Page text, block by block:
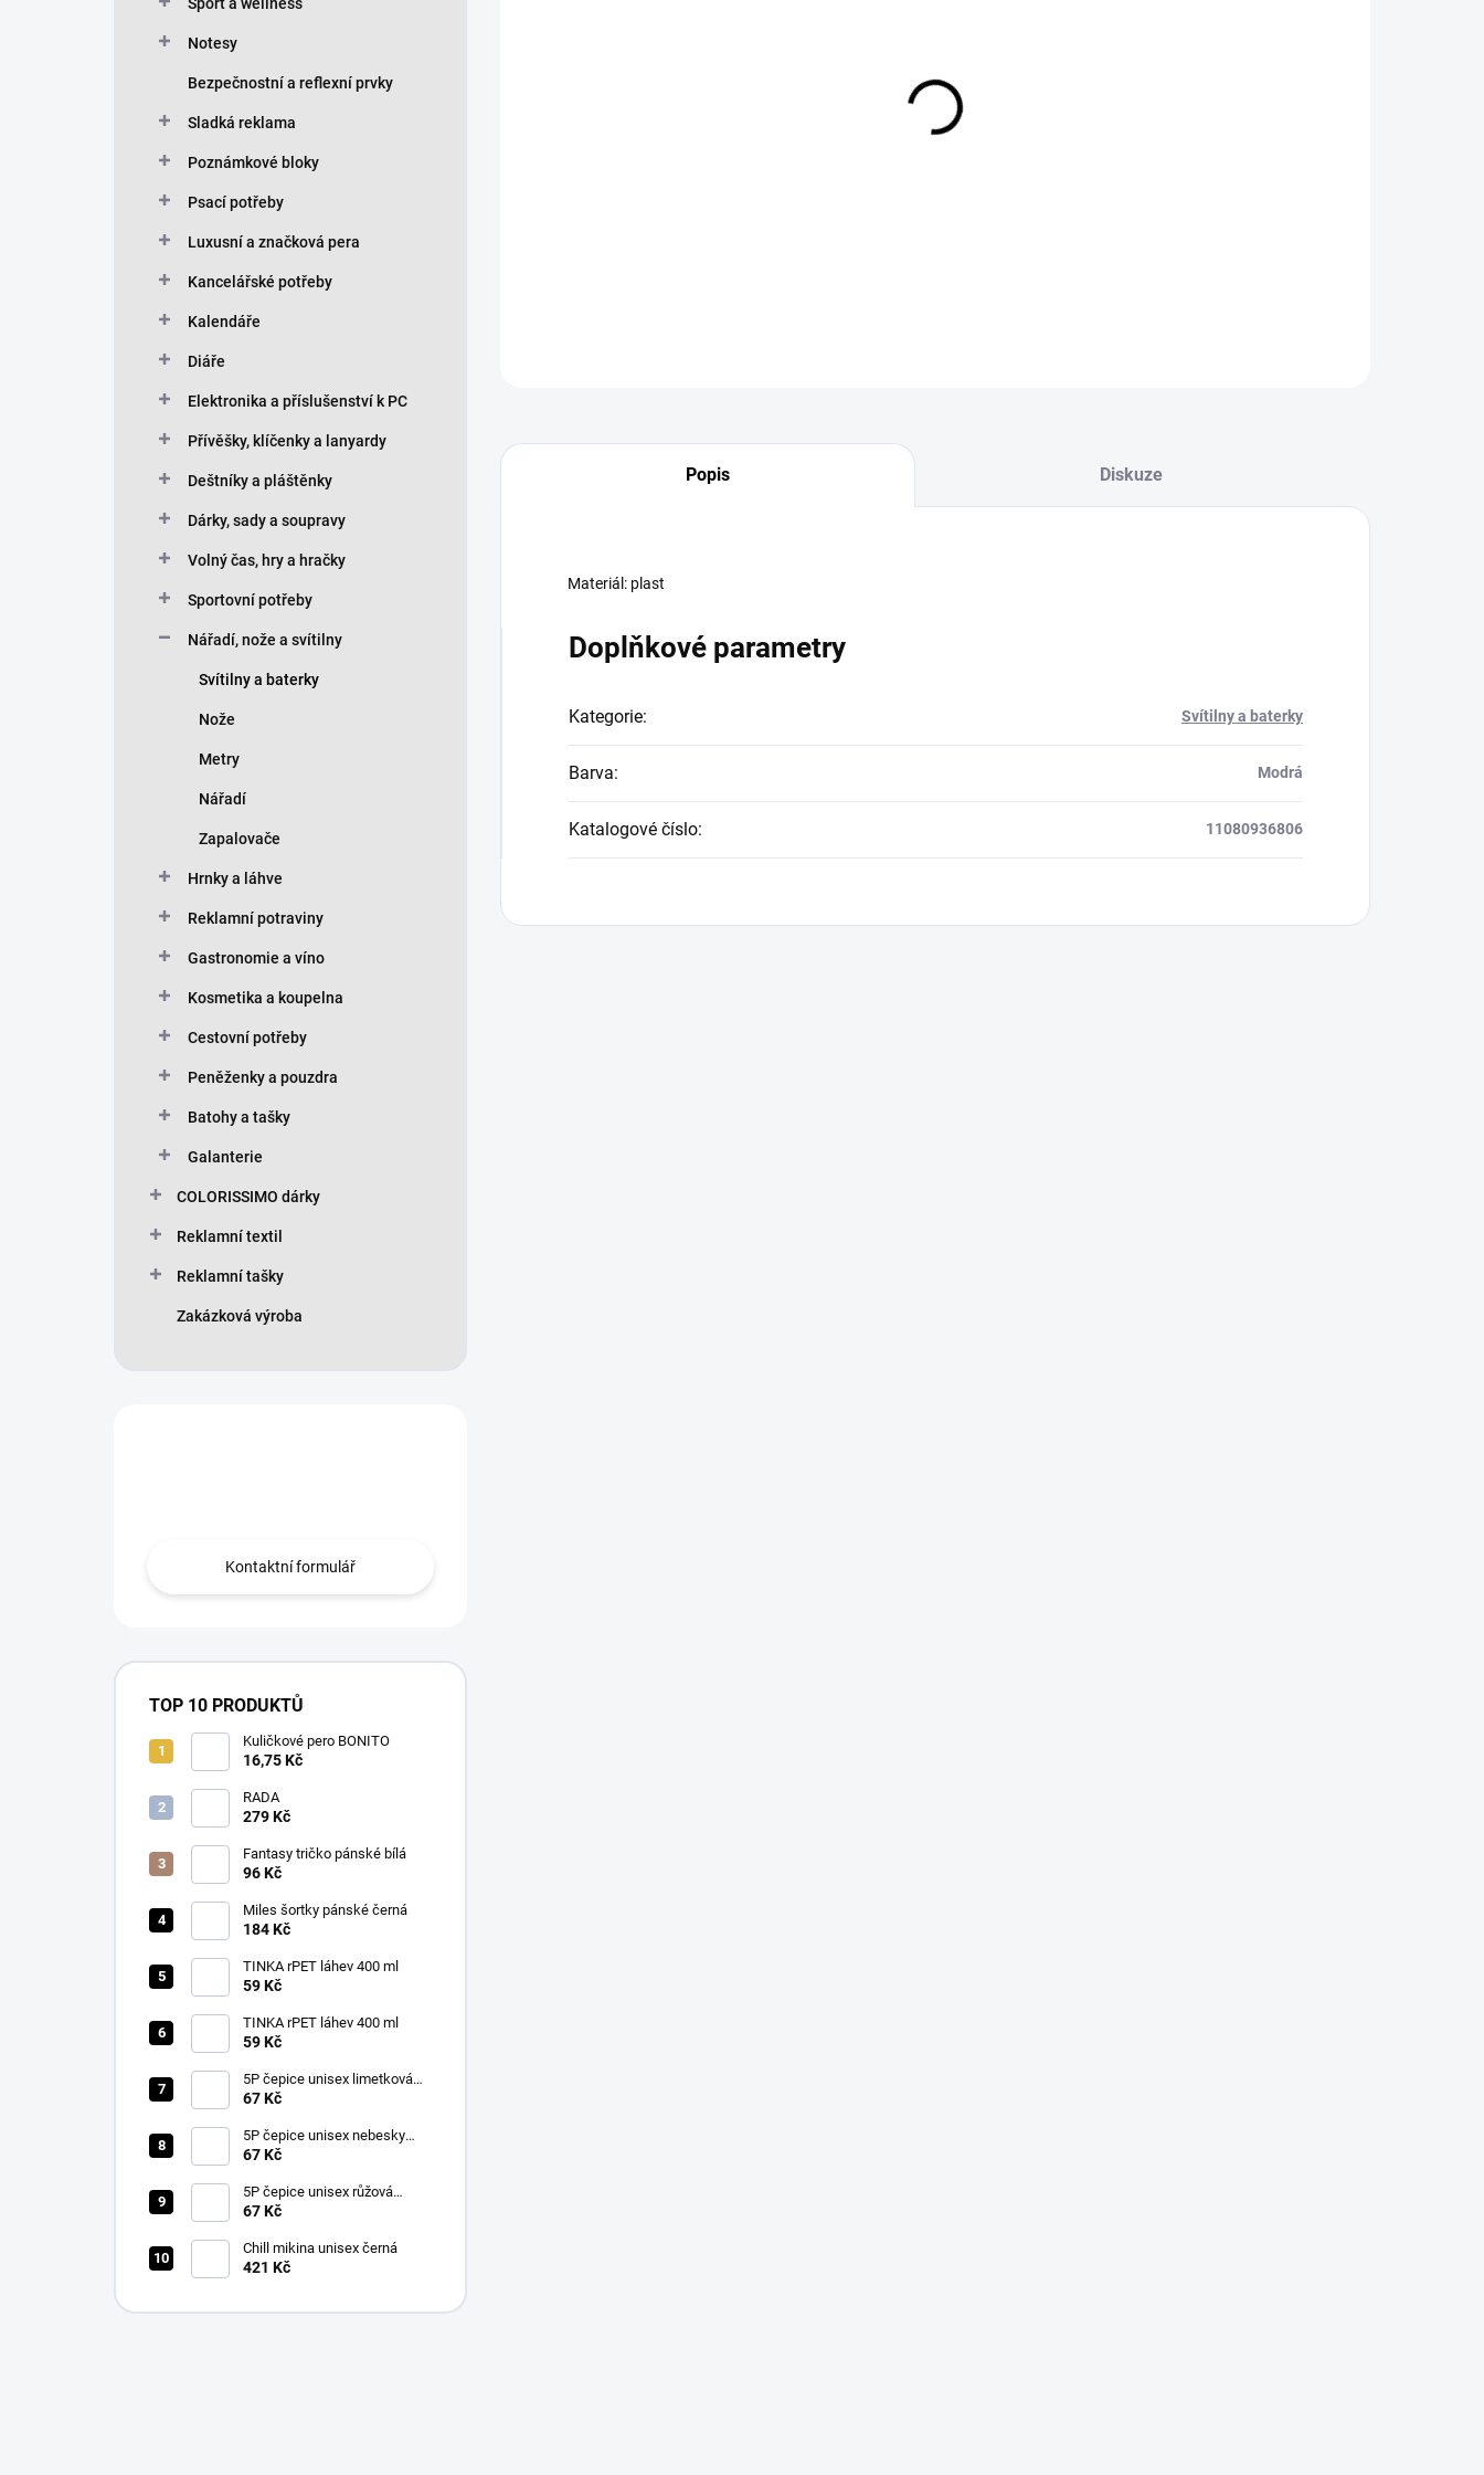
Notesy
Bezpečnostní a reflexní prvky
Sladká reklama
Poznámkové bloky
Psací potřeby
Luxusní a značková pera
Kancelářské potřeby
Kalendáře
Diáře
Elektronika a příslušenství k PC
Přívěšky, klíčenky a lanyardy
Deštníky a pláštěnky
Dárky, sady a soupravy
Volný čas, hry a hračky
Sportovní potřeby
Nářadí, nože a svítilny
Svítilny a baterky
Nože
Metry
Nářadí
Zapalovače
Hrnky a láhve
Reklamní potraviny
Gastronomie a víno
Kosmetika a koupelna
Cestovní potřeby
Peněženky a pouzdra
Batohy a tašky
Galanterie
COLORISSIMO dárky
Reklamní textil
Reklamní tašky
Zakázková výroba
Kontaktní formulář
TOP 10 PRODUKTŮ
Kuličkové pero BONITO
16,75 Kč
RADA
279 Kč
Fantasy tričko pánské bílá
96 Kč
Miles šortky pánské černá
184 Kč
TINKA rPET láhev 400 ml
59 Kč
TINKA rPET láhev 400 ml
59 Kč
5P čepice unisex limetková
nastavitelná
67 Kč
5P čepice unisex nebesky
modrá nastavitelná
67 Kč
5P čepice unisex růžová
nastavitelná
67 Kč
Chill mikina unisex černá
421 Kč
světlem. Baterie je součástí balení.Plocha pro potisk:
Popis Diskuze
Materiál: plast
Doplňkové parametry
Kategorie: Svítilny a baterky
Barva: Modrá
Katalogové číslo: 11080936806